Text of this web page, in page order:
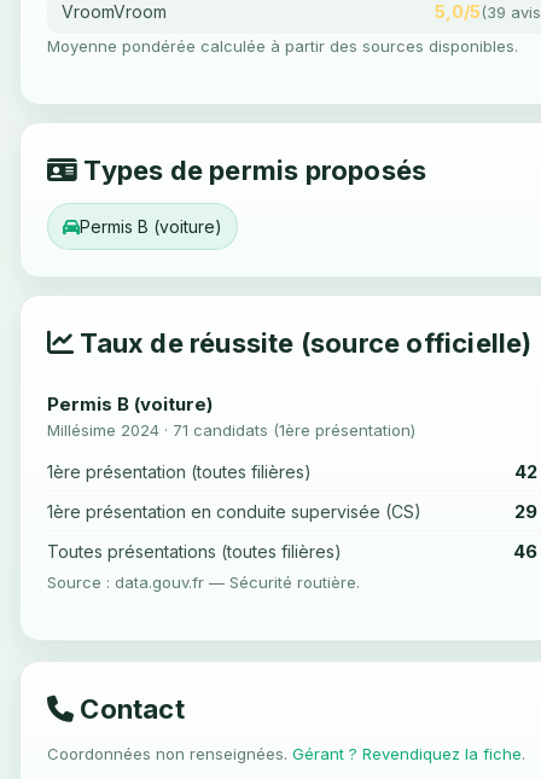
VroomVroom 5,0/5(39
Moyenne pondérée calculée à partir des sources disponibles.
Types de permis proposés
Permis B (voiture)
Taux de réussite (source officielle)
Permis B (voiture)
Millésime 2024 · 71 candidats (1ère présentation)
1ère présentation (toutes filières)
1ère présentation en conduite supervisée (CS)
Toutes présentations (toutes filières) 46
Source : data.gouv.fr — Sécurité routière.
Contact
Coordonnées non renseignées. Gérant ? Revendiquez la fiche.